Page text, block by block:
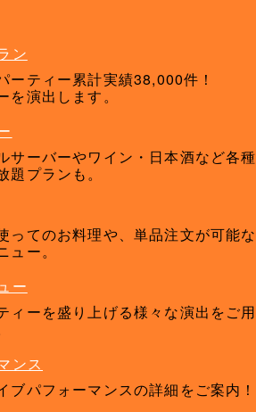
ン
ーティー累計実績38,000件！
を演出します。
サーバーやワイン・日本酒など各種
題プランも。
ってのお料理や、単品注文が可能な
ュー。
ー
ィーを盛り上げる様々な演出をご用
ンス
ブパフォーマンスの詳細をご案内！